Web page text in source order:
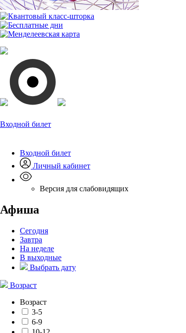
Входной билет
Входной билет
Личный кабинет
Версия для слабовидящих
Афиша
Сегодня
Завтра
На неделе
В выходные
Выбрать дату
Возраст
Возраст
3-5
6-9